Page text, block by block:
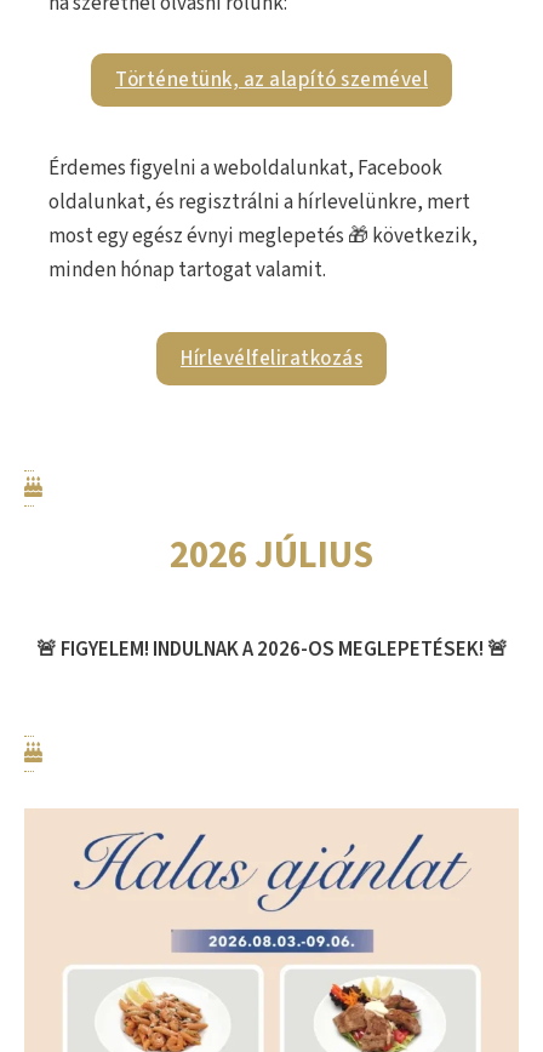
Történetünk, az alapító szemével
Érdemes figyelni a weboldalunkat, Facebook
oldalunkat, és regisztrálni a hírlevelünkre, mert
most egy egész évnyi meglepetés 🎁 következik,
minden hónap tartogat valamit.
Hírlevélfeliratkozás
2026 JÚLIUS
🚨 FIGYELEM! INDULNAK A 2026-OS MEGLEPETÉSEK! 🚨